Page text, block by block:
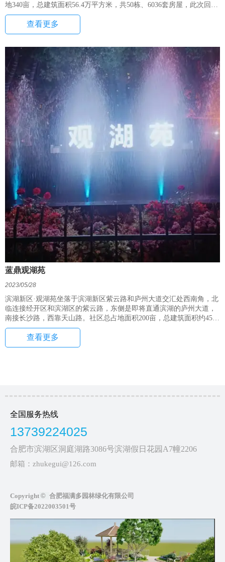
地340亩，总建筑面积56.4万平方米，共50栋、6036套房屋，此次回
迁，共安置塘西、南徐、大陈等8个村居，2852多户，10379人。
查看更多
蓝鼎观湖苑
2023/05/28
滨湖新区·观湖苑坐落于滨湖新区紫云路和庐州大道交汇处西南角，北
临连接经开区和滨湖区的紫云路，东侧是即将直通滨湖的庐州大道，
南接长沙路，西靠天山路。社区总占地面积200亩，总建筑面积约45万
平方米，规划总户数4550多户，绿化率40%，整个地块呈长方形，由
20幢33层高层建筑有机围合而成，自成系统，高贵典雅。
查看更多
全国服务热线
13739224025
合肥市滨湖区洞庭湖路3086号滨湖假日花园A7幢2206
邮箱：zhukegui@126.com
Copyright © 合肥福满多园林绿化有限公司
皖ICP备2022003501号